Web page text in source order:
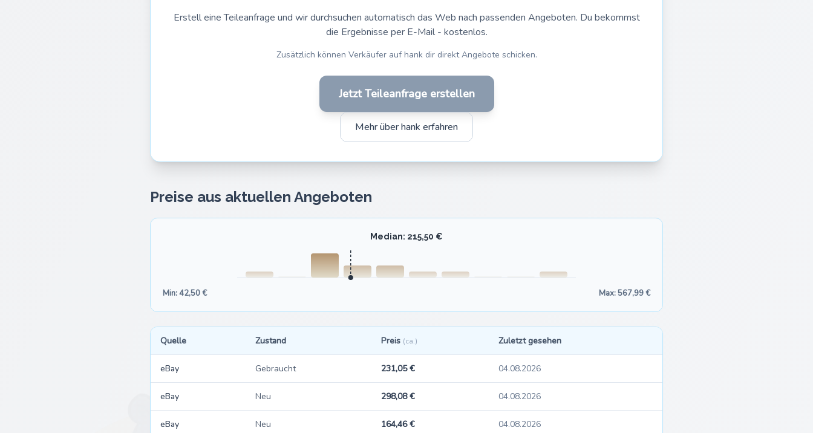
Erstell eine Teileanfrage und wir durchsuchen automatisch das Web nach passenden Angeboten. Du bekommst
die Ergebnisse per E-Mail - kostenlos.
Zusätzlich können Verkäufer auf hank dir direkt Angebote schicken.
Jetzt Teileanfrage erstellen
Mehr über hank erfahren
Preise aus aktuellen Angeboten
Median: 215,50 €
Min: 42,50 € Max: 567,99 €
Quelle Zustand Preis (ca.) Zuletzt gesehen
eBay Gebraucht 231,05 € 04.08.2026
eBay Neu 298,08 € 04.08.2026
eBay Neu 164,46 € 04.08.2026